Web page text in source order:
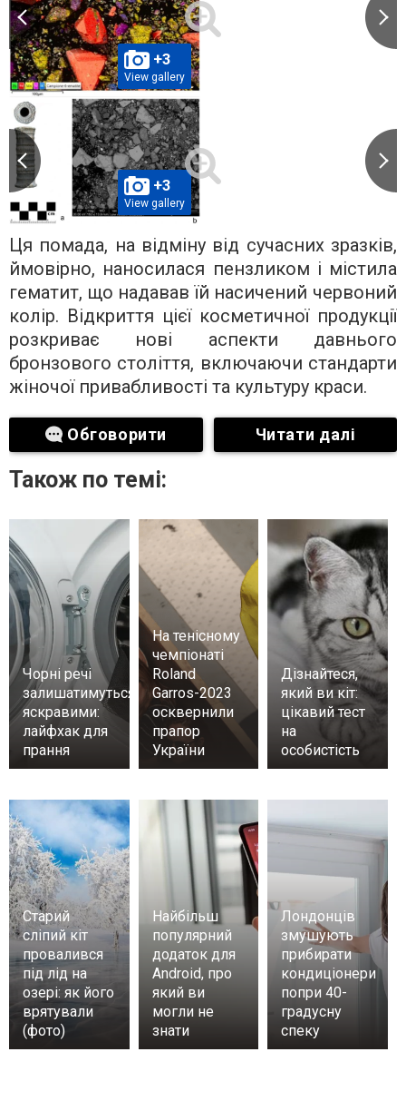
+3
View gallery
+3
View gallery
Ця помада, на відміну від сучасних зразків,
ймовірно, наносилася пензликом і містила
гематит, що надавав їй насичений червоний
колір. Відкриття цієї косметичної продукції
розкриває нові аспекти давнього
бронзового століття, включаючи стандарти
жіночої привабливості та культуру краси.
Обговорити Читати далі
Також по темі:
Чорні речі
залишатимуться
яскравими:
лайфхак для
прання
На тенісному
чемпіонаті
Roland
Garros-2023
осквернили
прапор
України
Дізнайтеся,
який ви кіт:
цікавий тест
на
особистість
Старий
сліпий кіт
провалився
під лід на
озері: як його
врятували
(фото)
Найбільш
популярний
додаток для
Android, про
який ви
могли не
знати
Лондонців
змушують
прибирати
кондиціонери
попри 40-
градусну
спеку